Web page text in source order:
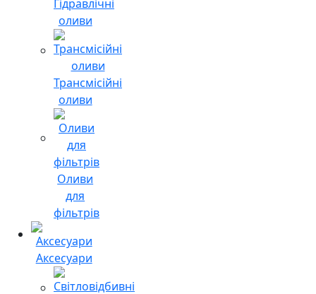
Гідравлічні
оливи
Трансмісійні
оливи
Оливи
для
фільтрів
Аксесуари